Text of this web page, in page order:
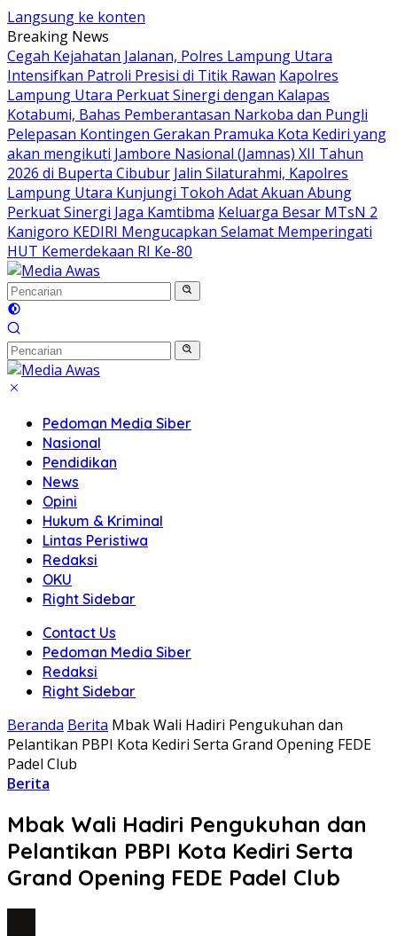
Langsung ke konten
Breaking News
Cegah Kejahatan Jalanan, Polres Lampung Utara
Intensifkan Patroli Presisi di Titik Rawan Kapolres
Lampung Utara Perkuat Sinergi dengan Kalapas
Kotabumi, Bahas Pemberantasan Narkoba dan Pungli
Pelepasan Kontingen Gerakan Pramuka Kota Kediri yang
akan mengikuti Jambore Nasional (Jamnas) XII Tahun
2026 di Buperta Cibubur Jalin Silaturahmi, Kapolres
Lampung Utara Kunjungi Tokoh Adat Akuan Abung
Perkuat Sinergi Jaga Kamtibma Keluarga Besar MTsN 2
Kanigoro KEDIRI Mengucapkan Selamat Memperingati
HUT Kemerdekaan RI Ke-80
Pedoman Media Siber
Nasional
Pendidikan
News
Opini
Hukum & Kriminal
Lintas Peristiwa
Redaksi
OKU
Right Sidebar
Contact Us
Pedoman Media Siber
Redaksi
Right Sidebar
Beranda Berita Mbak Wali Hadiri Pengukuhan dan
Pelantikan PBPI Kota Kediri Serta Grand Opening FEDE
Padel Club
Berita
Mbak Wali Hadiri Pengukuhan dan
Pelantikan PBPI Kota Kediri Serta
Grand Opening FEDE Padel Club